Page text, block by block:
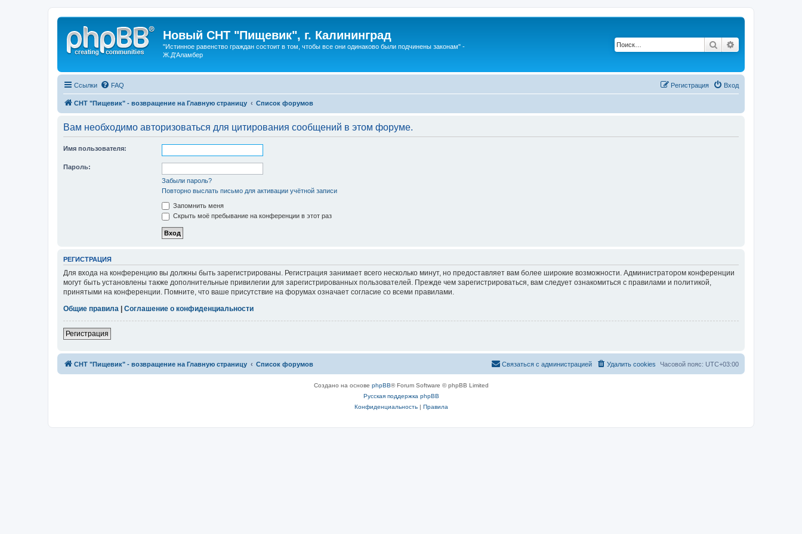
Новый СНТ "Пищевик", г. Калининград
"Истинное равенство граждан состоит в том, чтобы все они одинаково были подчинены законам" -
Ж.Д'Аламбер
Поиск
Ссылки FAQ Вход
Регистрация
СНТ "Пищевик" - возвращение на Главную страницу Список форумов
Вам необходимо авторизоваться для цитирования сообщений в этом форуме.
Имя пользователя:
Пароль:
Забыли пароль?
Повторно выслать письмо для активации учётной записи
Запомнить меня
Скрыть моё пребывание на конференции в этот раз
РЕГИСТРАЦИЯ
Для входа на конференцию вы должны быть зарегистрированы. Регистрация занимает всего несколько минут, но предоставляет вам более широкие возможности. Администратором конференции
могут быть установлены также дополнительные привилегии для зарегистрированных пользователей. Прежде чем зарегистрироваться, вам следует ознакомиться с правилами и политикой,
принятыми на конференции. Помните, что ваше присутствие на форумах означает согласие со всеми правилами.
Общие правила
Соглашение о конфиденциальности
Регистрация
СНТ "Пищевик" - возвращение на Главную страницу Список форумов Часовой пояс: UTC+03:00
Удалить cookies
Связаться с администрацией
Создано на основе phpBB® Forum Software © phpBB Limited
Русская поддержка phpBB
Конфиденциальность| Правила